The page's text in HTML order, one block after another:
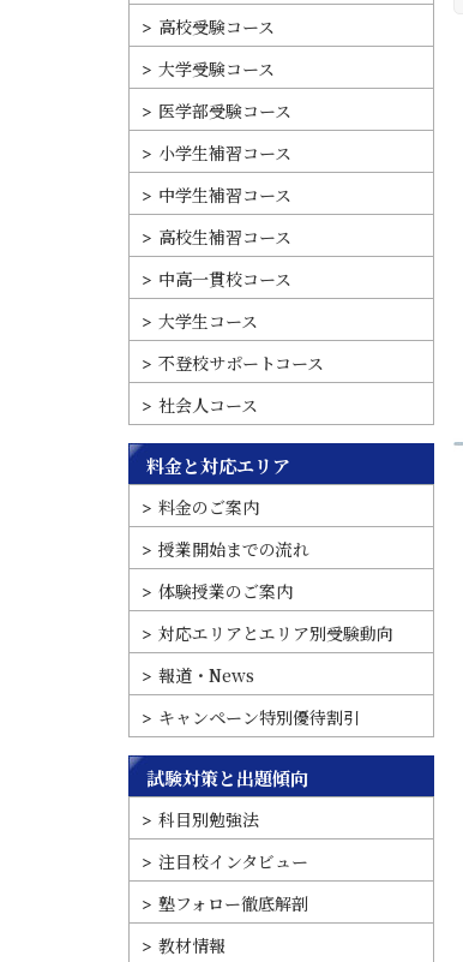
高校受験コース
大学受験コース
医学部受験コース
小学生補習コース
中学生補習コース
高校生補習コース
中高一貫校コース
大学生コース
不登校サポートコース
社会人コース
料金と対応エリア
料金のご案内
授業開始までの流れ
体験授業のご案内
対応エリアとエリア別受験動向
報道・News
キャンペーン特別優待割引
試験対策と出題傾向
科目別勉強法
注目校インタビュー
塾フォロー徹底解剖
教材情報